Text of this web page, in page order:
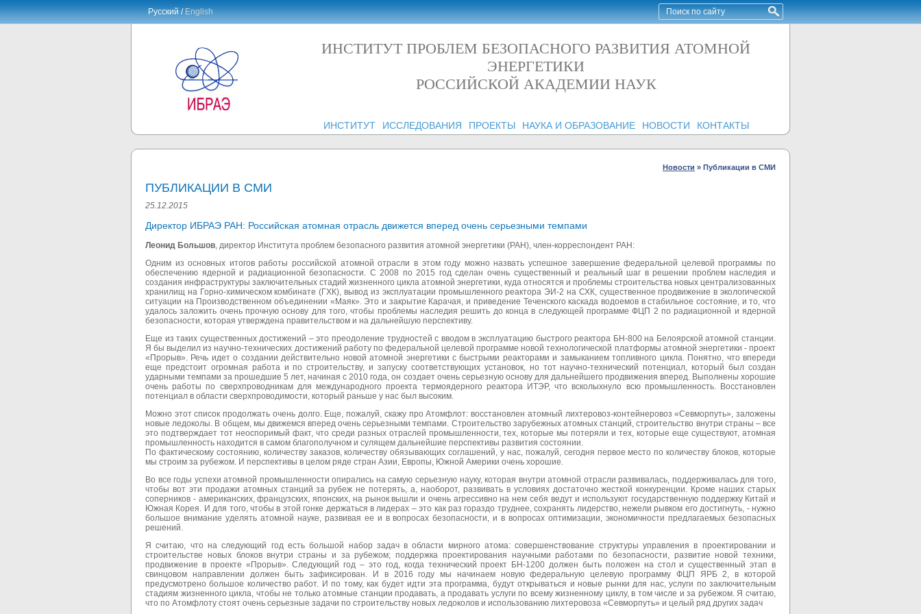
Русский /English
ИНСТИТУТ ПРОБЛЕМ БЕЗОПАСНОГО РАЗВИТИЯ АТОМНОЙ
ЭНЕРГЕТИКИ
РОССИЙСКОЙ АКАДЕМИИ НАУК
ИНСТИТУТ ИССЛЕДОВАНИЯ ПРОЕКТЫ НАУКА И ОБРАЗОВАНИЕ НОВОСТИ КОНТАКТЫ
Новости » Публикации в СМИ
ПУБЛИКАЦИИ В СМИ
25.12.2015
Директор ИБРАЭ РАН: Российская атомная отрасль движется вперед очень серьезными темпами
Леонид Большов, директор Института проблем безопасного развития атомной энергетики (РАН), член-корреспондент РАН:
Одним из основных итогов работы российской атомной отрасли в этом году можно назвать успешное завершение федеральной целевой программы по
обеспечению ядерной и радиационной безопасности. С 2008 по 2015 год сделан очень существенный и реальный шаг в решении проблем наследия и
создания инфраструктуры заключительных стадий жизненного цикла атомной энергетики, куда относятся и проблемы строительства новых централизованных
хранилищ на Горно-химическом комбинате (ГХК), вывод из эксплуатации промышленного реактора ЭИ-2 на СХК, существенное продвижение в экологической
ситуации на Производственном объединении «Маяк». Это и закрытие Карачая, и приведение Теченского каскада водоемов в стабильное состояние, и то, что
удалось заложить очень прочную основу для того, чтобы проблемы наследия решить до конца в следующей программе ФЦП 2 по радиационной и ядерной
безопасности, которая утверждена правительством и на дальнейшую перспективу.
Еще из таких существенных достижений – это преодоление трудностей с вводом в эксплуатацию быстрого реактора БН-800 на Белоярской атомной станции.
Я бы выделил из научно-технических достижений работу по федеральной целевой программе новой технологической платформы атомной энергетики - проект
«Прорыв». Речь идет о создании действительно новой атомной энергетики с быстрыми реакторами и замыканием топливного цикла. Понятно, что впереди
еще предстоит огромная работа и по строительству, и запуску соответствующих установок, но тот научно-технический потенциал, который был создан
ударными темпами за прошедшие 5 лет, начиная с 2010 года, он создает очень серьезную основу для дальнейшего продвижения вперед. Выполнены хорошие
очень работы по сверхпроводникам для международного проекта термоядерного реактора ИТЭР, что всколыхнуло всю промышленность. Восстановлен
потенциал в области сверхпроводимости, который раньше у нас был высоким.
Можно этот список продолжать очень долго. Еще, пожалуй, скажу про Атомфлот: восстановлен атомный лихтеровоз-контейнеровоз «Севморпуть», заложены
новые ледоколы. В общем, мы движемся вперед очень серьезными темпами. Строительство зарубежных атомных станций, строительство внутри страны – все
это подтверждает тот неоспоримый факт, что среди разных отраслей промышленности, тех, которые мы потеряли и тех, которые еще существуют, атомная
промышленность находится в самом благополучном и сулящем дальнейшие перспективы развития состоянии.
По фактическому состоянию, количеству заказов, количеству обязывающих соглашений, у нас, пожалуй, сегодня первое место по количеству блоков, которые
мы строим за рубежом. И перспективы в целом ряде стран Азии, Европы, Южной Америки очень хорошие.
Во все годы успехи атомной промышленности опирались на самую серьезную науку, которая внутри атомной отрасли развивалась, поддерживалась для того,
чтобы вот эти продажи атомных станций за рубеж не потерять, а, наоборот, развивать в условиях достаточно жесткой конкуренции. Кроме наших старых
соперников - американских, французских, японских, на рынок вышли и очень агрессивно на нем себя ведут и используют государственную поддержку Китай и
Южная Корея. И для того, чтобы в этой гонке держаться в лидерах – это как раз гораздо труднее, сохранять лидерство, нежели рывком его достигнуть, - нужно
большое внимание уделять атомной науке, развивая ее и в вопросах безопасности, и в вопросах оптимизации, экономичности предлагаемых безопасных
решений.
Я считаю, что на следующий год есть большой набор задач в области мирного атома: совершенствование структуры управления в проектировании и
строительстве новых блоков внутри страны и за рубежом; поддержка проектирования научными работами по безопасности, развитие новой техники,
продвижение в проекте «Прорыв». Следующий год – это год, когда технический проект БН-1200 должен быть положен на стол и существенный этап в
свинцовом направлении должен быть зафиксирован. И в 2016 году мы начинаем новую федеральную целевую программу ФЦП ЯРБ 2, в которой
предусмотрено большое количество работ. И по тому, как будет идти эта программа, будут открываться и новые рынки для нас, услуги по заключительным
стадиям жизненного цикла, чтобы не только атомные станции продавать, а продавать услуги по всему жизненному циклу, в том числе и за рубежом. Я считаю,
что по Атомфлоту стоят очень серьезные задачи по строительству новых ледоколов и использованию лихтеровоза «Севморпуть» и целый ряд других задач